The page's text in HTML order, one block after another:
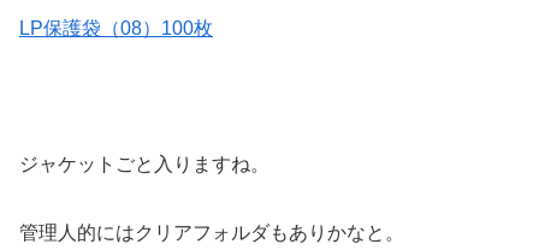
LP保護袋（08）100枚
ジャケットごと入りますね。
管理人的にはクリアフォルダもありかなと。